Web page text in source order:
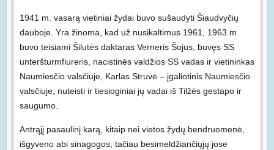
1941 m. vasarą vietiniai žydai buvo sušaudyti Šiaudvyčių
dauboje. Yra žinoma, kad už nusikaltimus 1961, 1963 m.
buvo teisiami Šilutės daktaras Verneris Šojus, buvęs SS
unteršturmfiureris, nacistinės valdžios SS vadas ir vietininkas
Naumiesčio valsčiuje, Karlas Struvė – įgaliotinis Naumiesčio
valsčiuje, nuteisti ir tiesioginiai jų vadai iš Tilžės gestapo ir
saugumo.
Antrąjį pasaulinį karą, kitaip nei vietos žydų bendruomenė,
išgyveno abi sinagogos, tačiau besimeldžiančiųjų jose